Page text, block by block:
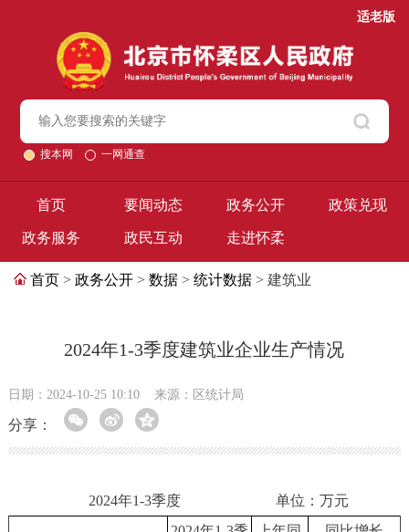
适老版
搜本网 一网通查
首页 要闻动态 政务公开 政策兑现
政务服务 政民互动 走进怀柔
首页 > 政务公开 > 数据 > 统计数据 > 建筑业
2024年1-3季度建筑业企业生产情况
日期：2024-10-25 10:10 来源：区统计局
分享：
2024年1-3季度 单位：万元